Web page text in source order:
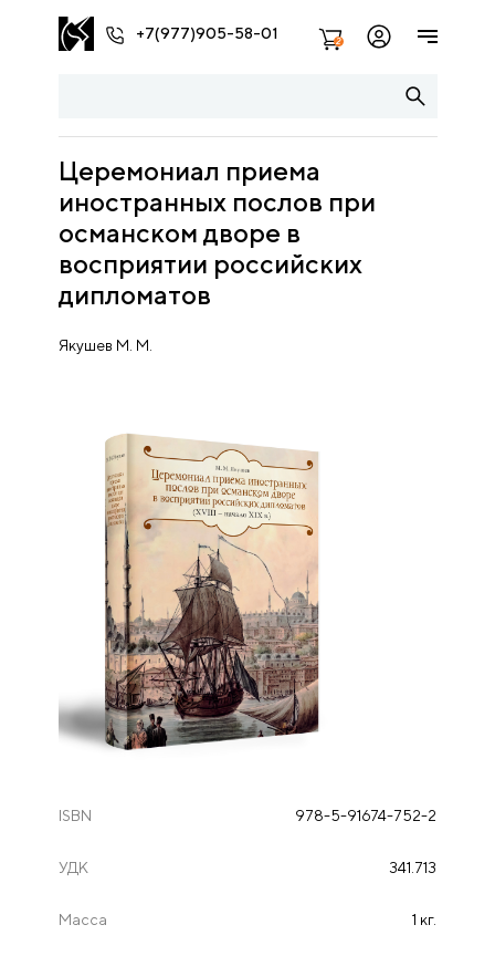
+7(977)905-58-01 2
Церемониал приема
иностранных послов при
османском дворе в
восприятии российских
дипломатов
Якушев М. М.
ISBN 978-5-91674-752-2
УДК 341.713
Масса 1 кг.